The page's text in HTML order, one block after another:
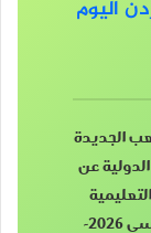
اليوم
الجديدة
عن
والإدارية للعام الدراسي 2026-